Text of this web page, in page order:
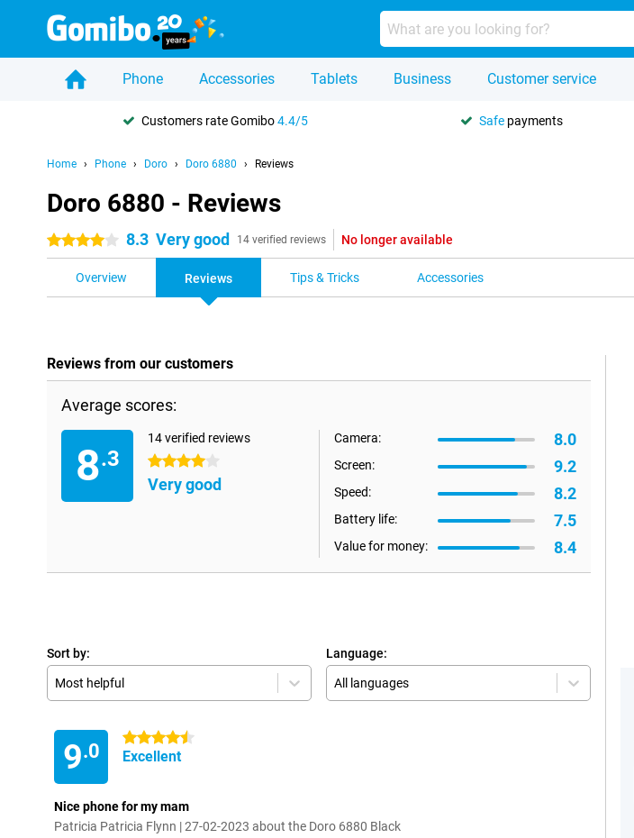
Phone Accessories Tablets Business Customer service
Customers rate Gomibo4.4/5 Safe payments
Home Phone Doro Doro 6880 Reviews
Doro 6880 - Reviews
4 stars 8.3 Very good 14 verified reviews No longer available
Overview Reviews Tips & Tricks Accessories
Reviews from our customers
Average scores:
8.3
14 verified reviews
4 stars
Very good
Camera: 8.0
Screen: 9.2
Speed: 8.2
Battery life: 7.5
Value for money: 8.4
Sort by:
Most helpful
Language:
All languages
9.0
4.5 stars
Excellent
Nice phone for my mam
Patricia Patricia Flynn | 27-02-2023 about the Doro 6880 Black